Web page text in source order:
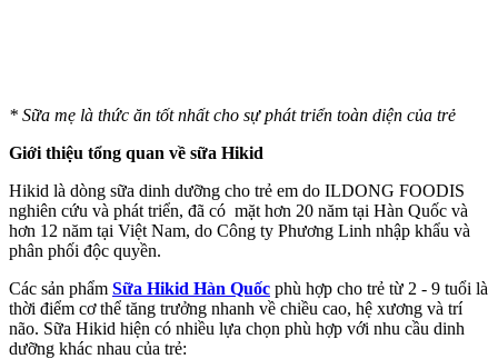
* Sữa mẹ là thức ăn tốt nhất cho sự phát triển toàn diện của trẻ
Giới thiệu tổng quan về sữa Hikid
Hikid là dòng sữa dinh dưỡng cho trẻ em do ILDONG FOODIS
nghiên cứu và phát triển, đã có mặt hơn 20 năm tại Hàn Quốc và
hơn 12 năm tại Việt Nam, do Công ty Phương Linh nhập khẩu và
phân phối độc quyền.
Các sản phẩm Sữa Hikid Hàn Quốc phù hợp cho trẻ từ 2 - 9 tuổi là
thời điểm c‌ơ th‌ể tăng trưởng nhanh về chiều cao, hệ xương và trí
não. Sữa Hikid hiện có nhiều lựa chọn phù hợp với nhu cầu dinh
dưỡng khác nhau của trẻ: